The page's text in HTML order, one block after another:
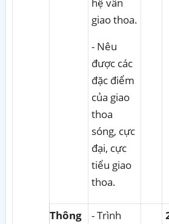
giao thoa.
- Nêu
được các
đặc điểm
của giao
thoa
sóng, cực
đại, cực
tiểu giao
thoa.
Thông
- Trình